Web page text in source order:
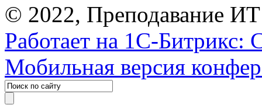
© 2022, Преподавание
Работает на 1С-Битрикс:
Мобильная версия